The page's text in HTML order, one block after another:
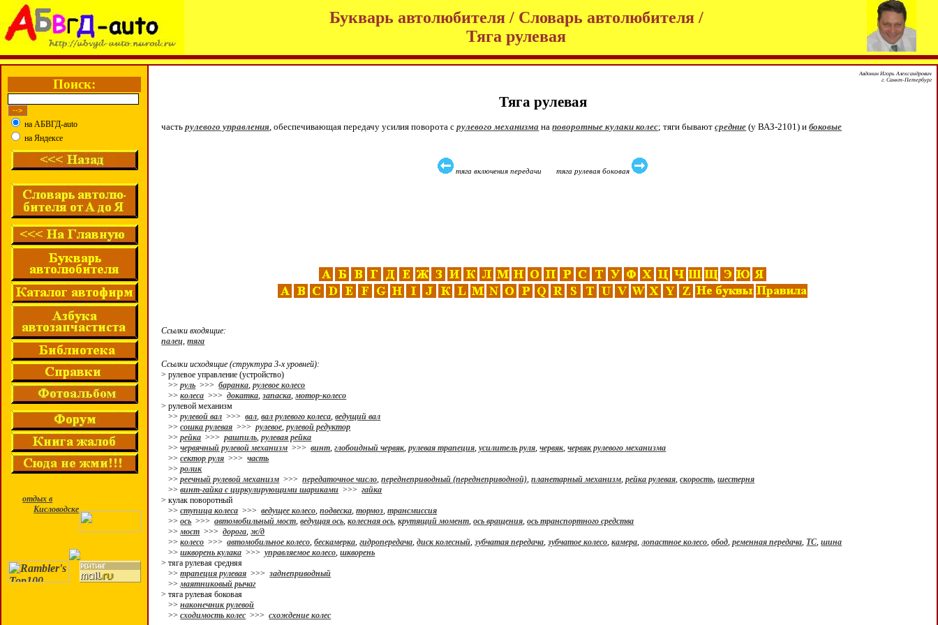
Букварь автолюбителя / Словарь автолюбителя /
Тяга рулевая
Поиск:
на АБВГД-auto
на Яндексе
отдых в
Кисловодске
Авдонин Игорь Александрович
г. Санкт-Петербург
Тяга рулевая
частьрулевого управления, обеспечивающая передачу усилия поворота срулевого механизма наповоротные кулаки колес; тяги бываютсредние (у ВАЗ-2101) ибоковые
тяга включения передачи тяга рулевая боковая
Ссылки входящие:
палец,тяга
Ссылки исходящие (структура 3-х уровней):
> рулевое управление (устройство)
>>руль >>>баранка,рулевое колесо
>>колеса >>>докатка,запаска,мотор-колесо
> рулевой механизм
>>рулевой вал >>>вал,вал рулевого колеса,ведущий вал
>>сошка рулевая >>>рулевое,рулевой редуктор
>>рейка >>>рашпиль,рулевая рейка
>>червячный рулевой механизм >>>винт,глобоидный червяк,рулевая трапеция,усилитель руля,червяк,червяк рулевого механизма
>>сектор руля >>>часть
>>ролик
>>реечный рулевой механизм >>>передаточное число,переднеприводный (переднеприводной),планетарный механизм,рейка рулевая,скорость,шестерня
>>винт-гайка с циркулирующими шариками >>>гайка
> кулак поворотный
>>ступица колеса >>>ведущее колесо,подвеска,тормоз,трансмиссия
>>ось >>>автомобильный мост,ведущая ось,колесная ось,крутящий момент,ось вращения,ось транспортного средства
>>мост >>>дорога,ж/д
>>колесо >>>автомобильное колесо,бескамерка,гидропередача,диск колесный,зубчатая передача,зубчатое колесо,камера,лопастное колесо,обод,ременная передача, ТС,шина
>>шкворень кулака >>>управляемое колесо,шкворень
> тяга рулевая средняя
>>трапеция рулевая >>>заднеприводный
>>маятниковый рычаг
> тяга рулевая боковая
>>наконечник рулевой
>>сходимость колес >>>схождение колес